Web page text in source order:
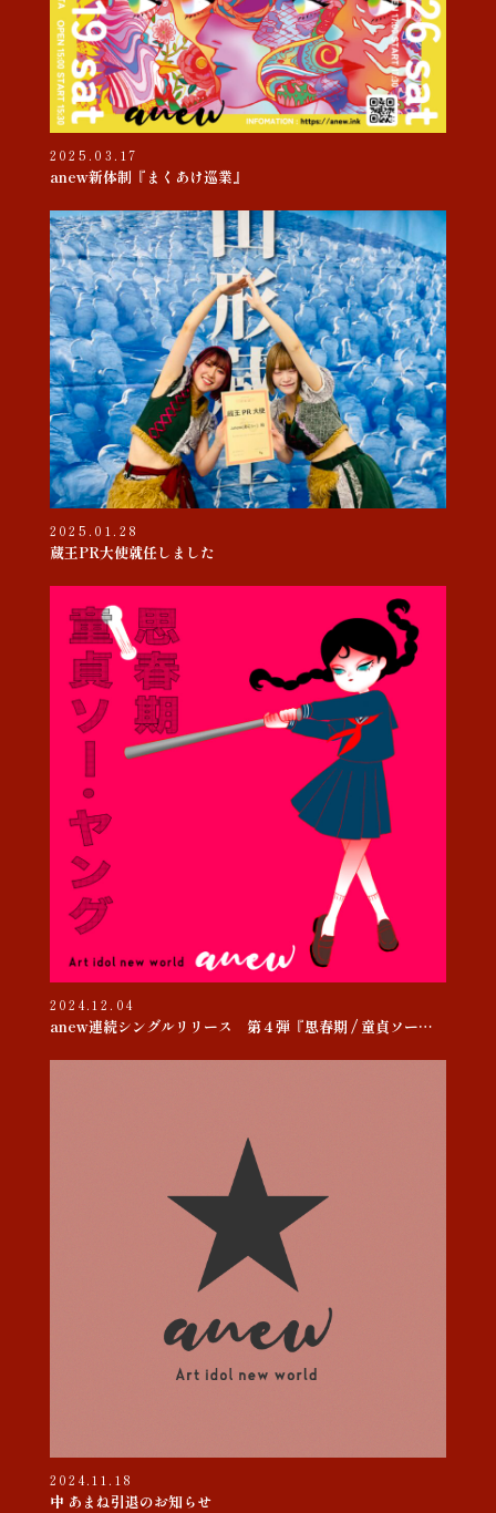
2025.03.17
anew新体制『まくあけ巡業』
2025.01.28
蔵王PR大使就任しました
2024.12.04
anew連続シングルリリース 第４弾『思春期 / 童貞ソー・ヤング』
2024.11.18
中 あまね引退のお知らせ